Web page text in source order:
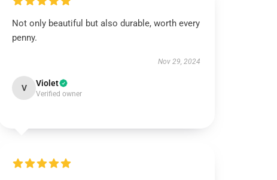
Not only beautiful but also durable, worth every
penny.
Nov 29, 2024
V Violet
Verified owner